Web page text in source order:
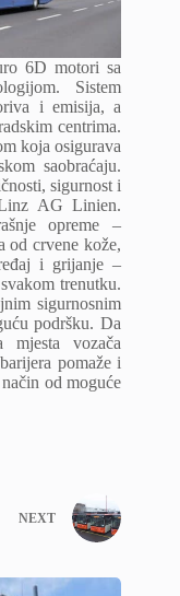
6D motori sa
Sistem
i emisija, a
centrima.
koja osigurava
saobraćaju.
sigurnost i
AG Linien.
opreme –
crvene kože,
i grijanje –
trenutku.
sigurnosnim
podršku. Da
mjesta vozača
pomaže i
od moguće
NEXT